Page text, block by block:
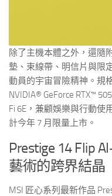
除了主機本體之外，還隨
墊、束線帶、明信片與限
動員的宇宙冒險精神。規
NVIDIA® GeForce RTX™
Fi 6E，兼顧娛樂與行動使
計今年 7 月限量上市。
Prestige 14 Flip
藝術的跨界結晶
MSI 匠心系列最新作品